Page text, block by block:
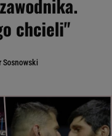
chcieli"
Sosnowski